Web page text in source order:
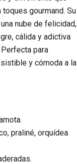
gourmand. Su
nube de felicidad,
cálida y adictiva
para
y cómoda a la
praliné, orquídea